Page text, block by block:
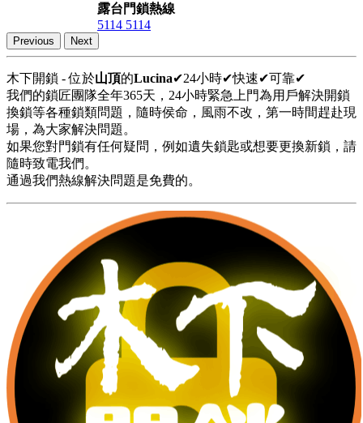
露台門鎖熱線
5114 5114
Previous Next
木下開鎖 - 位於山頂的Lucina✔24小時✔快速✔可靠✔
我們的鎖匠團隊全年365天，24小時緊急上門為用戶解決開鎖
換鎖等各種鎖類問題，隨時侯命，風雨不改，第一時間趕赴現
場，為大家解決問題。
如果您對門鎖有任何疑問，例如遺失鎖匙或想要更換新鎖，請
隨時致電我們。
通過我們熱線解決問題是免費的。